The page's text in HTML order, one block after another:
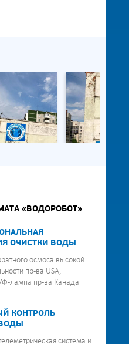
«ВОДОРОБОТ»
ОЧИСТКИ ВОДЫ
осмоса высокой
пр-ва USA,
лампа пр-ва Канада
КОНТРОЛЬ
система и